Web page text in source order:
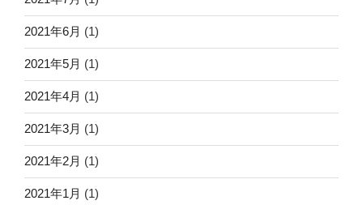
2021年6月 (1)
2021年5月 (1)
2021年4月 (1)
2021年3月 (1)
2021年2月 (1)
2021年1月 (1)